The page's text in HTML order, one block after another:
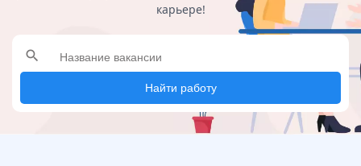
карьере!
search
Найти работу